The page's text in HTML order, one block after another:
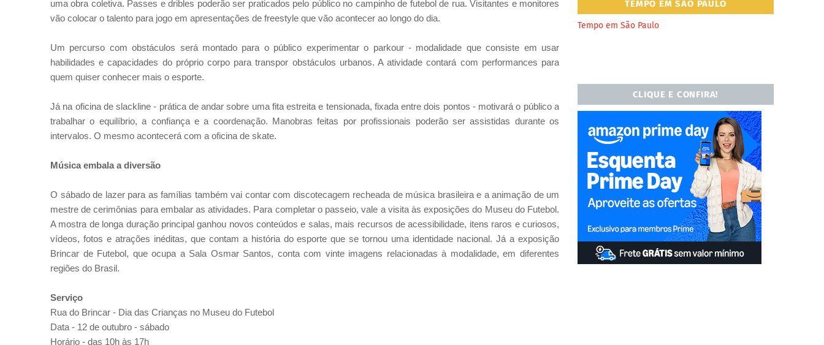
uma obra coletiva. Passes e dribles poderão ser praticados pelo público no campinho de futebol de rua. Visitantes e monitores
vão colocar o talento para jogo em apresentações de freestyle que vão acontecer ao longo do dia.
Um percurso com obstáculos será montado para o público experimentar o parkour - modalidade que consiste em usar
habilidades e capacidades do próprio corpo para transpor obstáculos urbanos. A atividade contará com performances para
quem quiser conhecer mais o esporte.
Já na oficina de slackline - prática de andar sobre uma fita estreita e tensionada, fixada entre dois pontos - motivará o público a
trabalhar o equilíbrio, a confiança e a coordenação. Manobras feitas por profissionais poderão ser assistidas durante os
intervalos. O mesmo acontecerá com a oficina de skate.
Música embala a diversão
O sábado de lazer para as famílias também vai contar com discotecagem recheada de música brasileira e a animação de um
mestre de cerimônias para embalar as atividades. Para completar o passeio, vale a visita às exposições do Museu do Futebol.
A mostra de longa duração principal ganhou novos conteúdos e salas, mais recursos de acessibilidade, itens raros e curiosos,
vídeos, fotos e atrações inéditas, que contam a história do esporte que se tornou uma identidade nacional. Já a exposição
Brincar de Futebol, que ocupa a Sala Osmar Santos, conta com vinte imagens relacionadas à modalidade, em diferentes
regiões do Brasil.
Serviço
Rua do Brincar - Dia das Crianças no Museu do Futebol
Data - 12 de outubro - sábado
Horário - das 10h às 17h
TEMPO EM SÃO PAULO
Tempo em São Paulo
CLIQUE E CONFIRA!